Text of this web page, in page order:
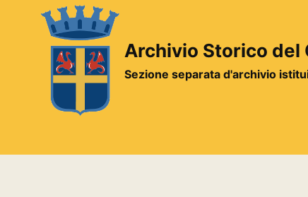
contenuto
Archivio Storico del
Sezione separata d'archivio